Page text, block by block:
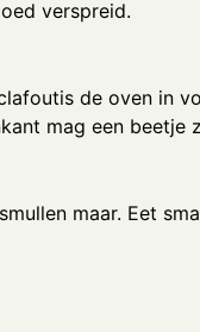
verspreid.
de oven in
mag een beetje
maar. Eet